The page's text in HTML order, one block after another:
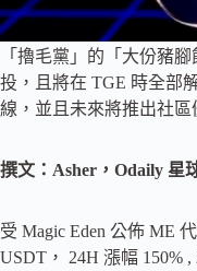
「擼毛黨」的「大份豬
投，且將在 TGE 時全部
線，並且未來將推出社區
撰文：Asher，Odaily 星
受 Magic Eden 公佈 ME
USDT， 24H 漲幅 150%